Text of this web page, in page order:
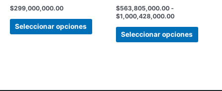
$299,000,000.00
Seleccionar opciones
producto
$563,805,000.00 -
$1,000,428,000.00
Seleccionar opciones
de